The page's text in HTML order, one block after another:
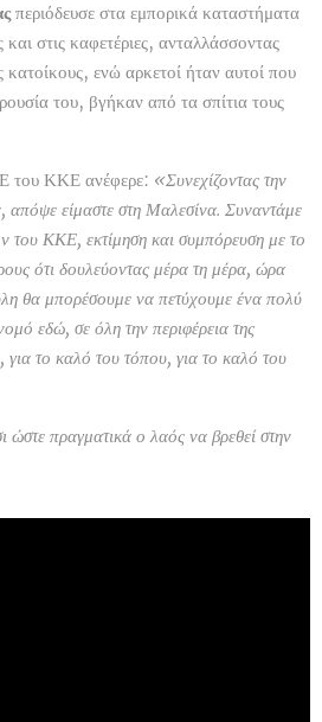
περιόδευσε στα εμπορικά καταστήματα
στις καφετέριες, ανταλλάσσοντας
κατοίκους, ενώ αρκετοί ήταν αυτοί που
του, βγήκαν από τα σπίτια τους
του ΚΚΕ ανέφερε: «Συνεχίζοντας την
απόψε είμαστε στη Μαλεσίνα. Συναντάμε
του ΚΚΕ, εκτίμηση και συμπόρευση με το
ότι δουλεύοντας μέρα τη μέρα, ώρα
θα μπορέσουμε να πετύχουμε ένα πολύ
εδώ, σε όλη την περιφέρεια της
το καλό του τόπου, για το καλό του
ώστε πραγματικά ο λαός να βρεθεί στην